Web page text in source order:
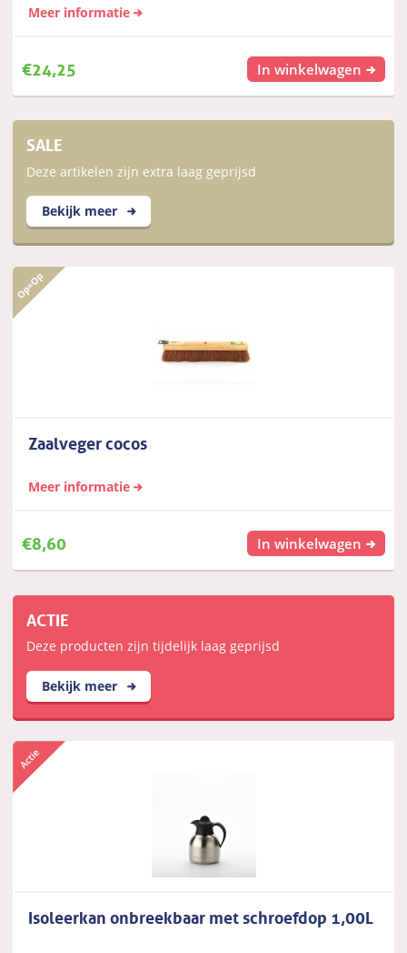
Meer informatie
€24,25 In winkelwagen
SALE
Deze artikelen zijn extra laag geprijsd
Bekijk meer
Zaalveger cocos
Meer informatie
€8,60 In winkelwagen
ACTIE
Deze producten zijn tijdelijk laag geprijsd
Bekijk meer
Isoleerkan onbreekbaar met schroefdop 1,00L